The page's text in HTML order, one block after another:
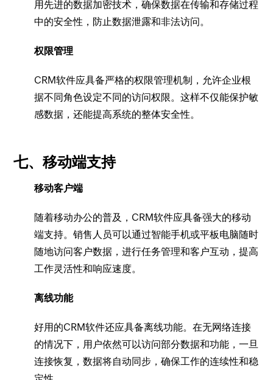
用先进的数据加密技术，确保数据在传输和存储过程
中的安全性，防止数据泄露和非法访问。
权限管理
CRM软件应具备严格的权限管理机制，允许企业根
据不同角色设定不同的访问权限。这样不仅能保护敏
感数据，还能提高系统的整体安全性。
七、移动端支持
移动客户端
随着移动办公的普及，CRM软件应具备强大的移动
端支持。销售人员可以通过智能手机或平板电脑随时
随地访问客户数据，进行任务管理和客户互动，提高
工作灵活性和响应速度。
离线功能
好用的CRM软件还应具备离线功能。在无网络连接
的情况下，用户依然可以访问部分数据和功能，一旦
连接恢复，数据将自动同步，确保工作的连续性和稳